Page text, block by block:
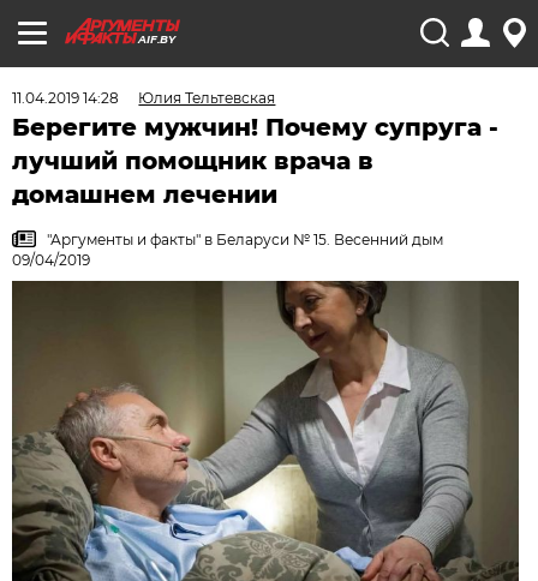
AIF.BY
11.04.2019 14:28 Юлия Тельтевская
Берегите мужчин! Почему супруга -
лучший помощник врача в
домашнем лечении
"Аргументы и факты" в Беларуси № 15. Весенний дым
09/04/2019